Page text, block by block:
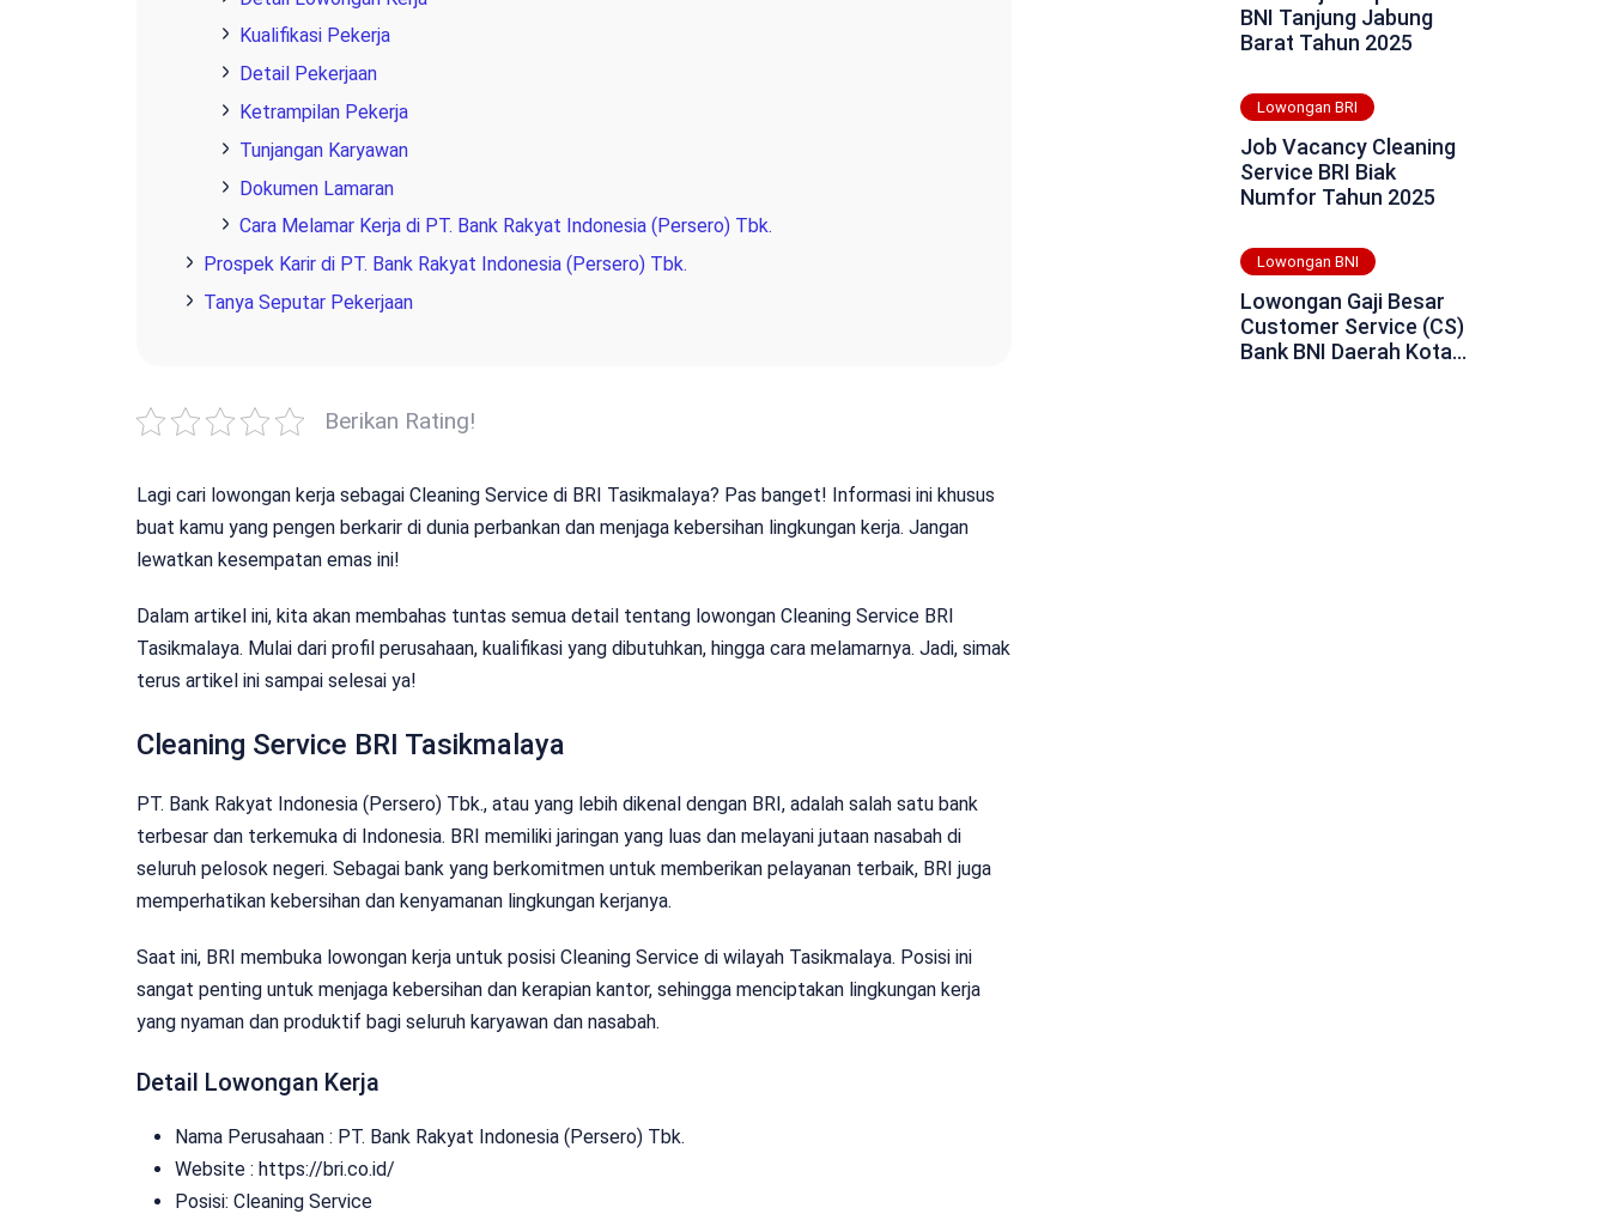
Kualifikasi Pekerja
Detail Pekerjaan
Ketrampilan Pekerja
Tunjangan Karyawan
Dokumen Lamaran
Cara Melamar Kerja di PT. Bank Rakyat Indonesia (Persero) Tbk.
Prospek Karir di PT. Bank Rakyat Indonesia (Persero) Tbk.
Tanya Seputar Pekerjaan
Berikan Rating!
Lagi cari lowongan kerja sebagai Cleaning Service di BRI Tasikmalaya? Pas banget! Informasi ini khusus
buat kamu yang pengen berkarir di dunia perbankan dan menjaga kebersihan lingkungan kerja. Jangan
lewatkan kesempatan emas ini!
Dalam artikel ini, kita akan membahas tuntas semua detail tentang lowongan Cleaning Service BRI
Tasikmalaya. Mulai dari profil perusahaan, kualifikasi yang dibutuhkan, hingga cara melamarnya. Jadi, simak
terus artikel ini sampai selesai ya!
Cleaning Service BRI Tasikmalaya
PT. Bank Rakyat Indonesia (Persero) Tbk., atau yang lebih dikenal dengan BRI, adalah salah satu bank
terbesar dan terkemuka di Indonesia. BRI memiliki jaringan yang luas dan melayani jutaan nasabah di
seluruh pelosok negeri. Sebagai bank yang berkomitmen untuk memberikan pelayanan terbaik, BRI juga
memperhatikan kebersihan dan kenyamanan lingkungan kerjanya.
Saat ini, BRI membuka lowongan kerja untuk posisi Cleaning Service di wilayah Tasikmalaya. Posisi ini
sangat penting untuk menjaga kebersihan dan kerapian kantor, sehingga menciptakan lingkungan kerja
yang nyaman dan produktif bagi seluruh karyawan dan nasabah.
Detail Lowongan Kerja
Nama Perusahaan : PT. Bank Rakyat Indonesia (Persero) Tbk.
Website : https://bri.co.id/
Posisi: Cleaning Service
BNI Tanjung Jabung
Barat Tahun 2025
Lowongan BRI
Job Vacancy Cleaning
Service BRI Biak
Numfor Tahun 2025
Lowongan BNI
Lowongan Gaji Besar
Customer Service (CS)
Bank BNI Daerah Kota